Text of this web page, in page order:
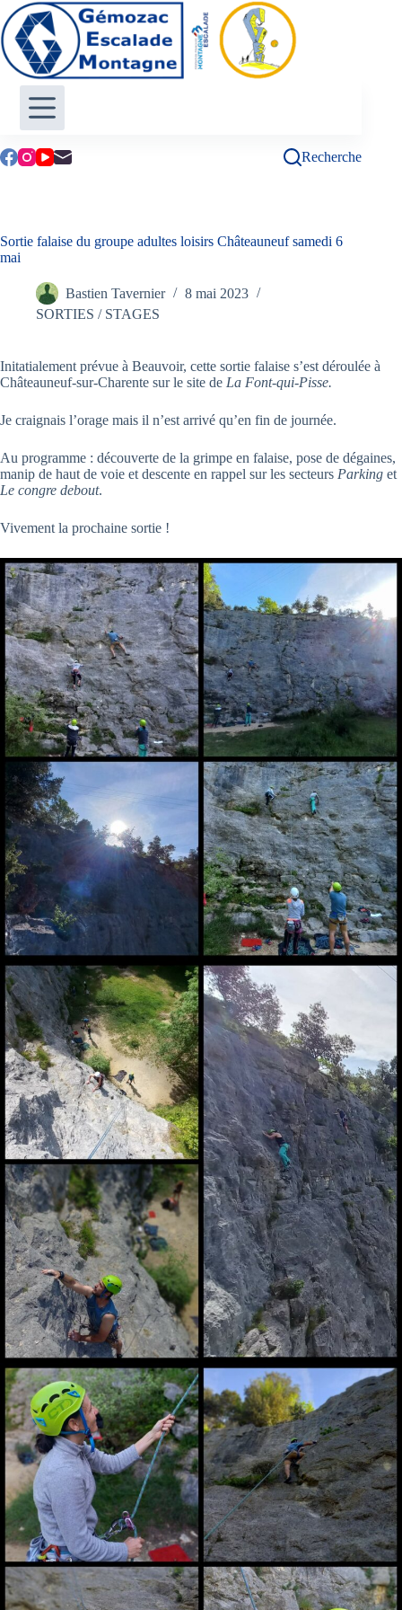
Passer
au
contenu
Recherche
Sortie falaise du groupe adultes loisirs Châteauneuf samedi 6
mai
Bastien Tavernier
8 mai 2023
SORTIES / STAGES
Initatialement prévue à Beauvoir, cette sortie falaise s’est déroulée à
Châteauneuf-sur-Charente sur le site de La Font-qui-Pisse.
Je craignais l’orage mais il n’est arrivé qu’en fin de journée.
Au programme : découverte de la grimpe en falaise, pose de dégaines,
manip de haut de voie et descente en rappel sur les secteurs Parking et
Le congre debout.
Vivement la prochaine sortie !